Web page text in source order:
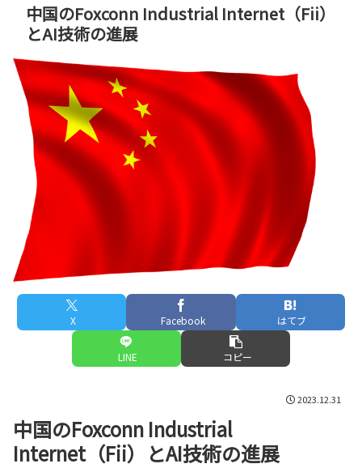
中国のFoxconn Industrial Internet（Fii）
とAI技術の進展
X Facebook はてブ
LINE コピー
2023.12.31
中国のFoxconn Industrial
Internet（Fii）とAI技術の進展